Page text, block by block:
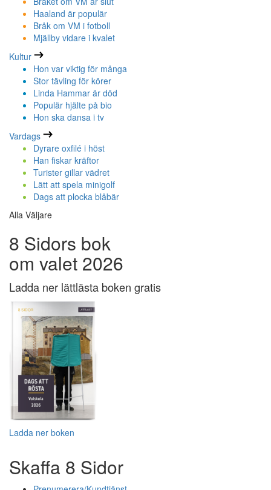
Haaland är populär
Bråk om VM i fotboll
Mjällby vidare i kvalet
Kultur
Hon var viktig för många
Stor tävling för körer
Linda Hammar är död
Populär hjälte på bio
Hon ska dansa i tv
Vardags
Dyrare oxfilé i höst
Han fiskar kräftor
Turister gillar vädret
Lätt att spela minigolf
Dags att plocka blåbär
Alla Väljare
8 Sidors bok
om valet 2026
Ladda ner lättlästa boken gratis
Ladda ner boken
Skaffa 8 Sidor